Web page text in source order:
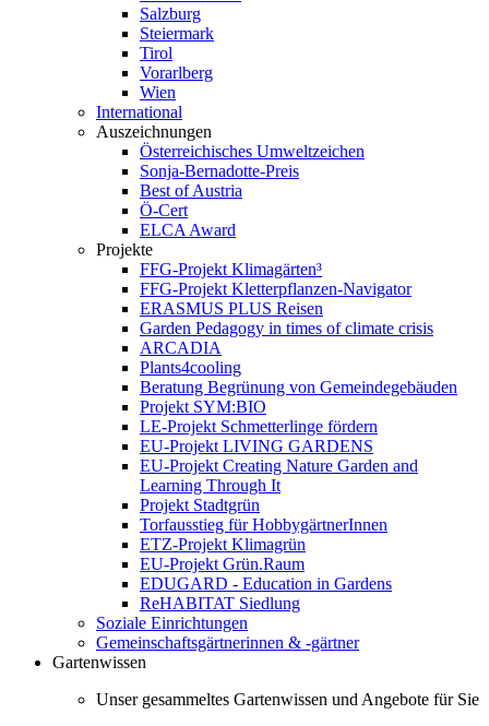
Salzburg
Steiermark
Tirol
Vorarlberg
Wien
International
Auszeichnungen
Österreichisches Umweltzeichen
Sonja-Bernadotte-Preis
Best of Austria
Ö-Cert
ELCA Award
Projekte
FFG-Projekt Klimagärten³
FFG-Projekt Kletterpflanzen-Navigator
ERASMUS PLUS Reisen
Garden Pedagogy in times of climate crisis
ARCADIA
Plants4cooling
Beratung Begrünung von Gemeindegebäuden
Projekt SYM:BIO
LE-Projekt Schmetterlinge fördern
EU-Projekt LIVING GARDENS
EU-Projekt Creating Nature Garden and
Learning Through It
Projekt Stadtgrün
Torfausstieg für HobbygärtnerInnen
ETZ-Projekt Klimagrün
EU-Projekt Grün.Raum
EDUGARD - Education in Gardens
ReHABITAT Siedlung
Soziale Einrichtungen
Gemeinschaftsgärtnerinnen & -gärtner
Gartenwissen
Unser gesammeltes Gartenwissen und Angebote für Sie